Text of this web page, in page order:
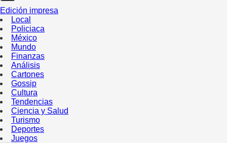
Edición impresa
Local
Policiaca
México
Mundo
Finanzas
Análisis
Cartones
Gossip
Cultura
Tendencias
Ciencia y Salud
Turismo
Deportes
Juegos